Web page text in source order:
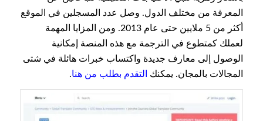
المعرفة من مختلف الدول. وصل عدد المسجلين في الموقع
أكثر من 5 ملايين حتى عام 2013. ومن المزايا المهمة
لعملك كمتطوع في الترجمة مع هذه المنصة إمكانية
الوصول إلى معارف جديدة واكتساب خبرات هائلة في شتى
المجالات بالمجان. يمكنك
التقدم بطلب من هنا.